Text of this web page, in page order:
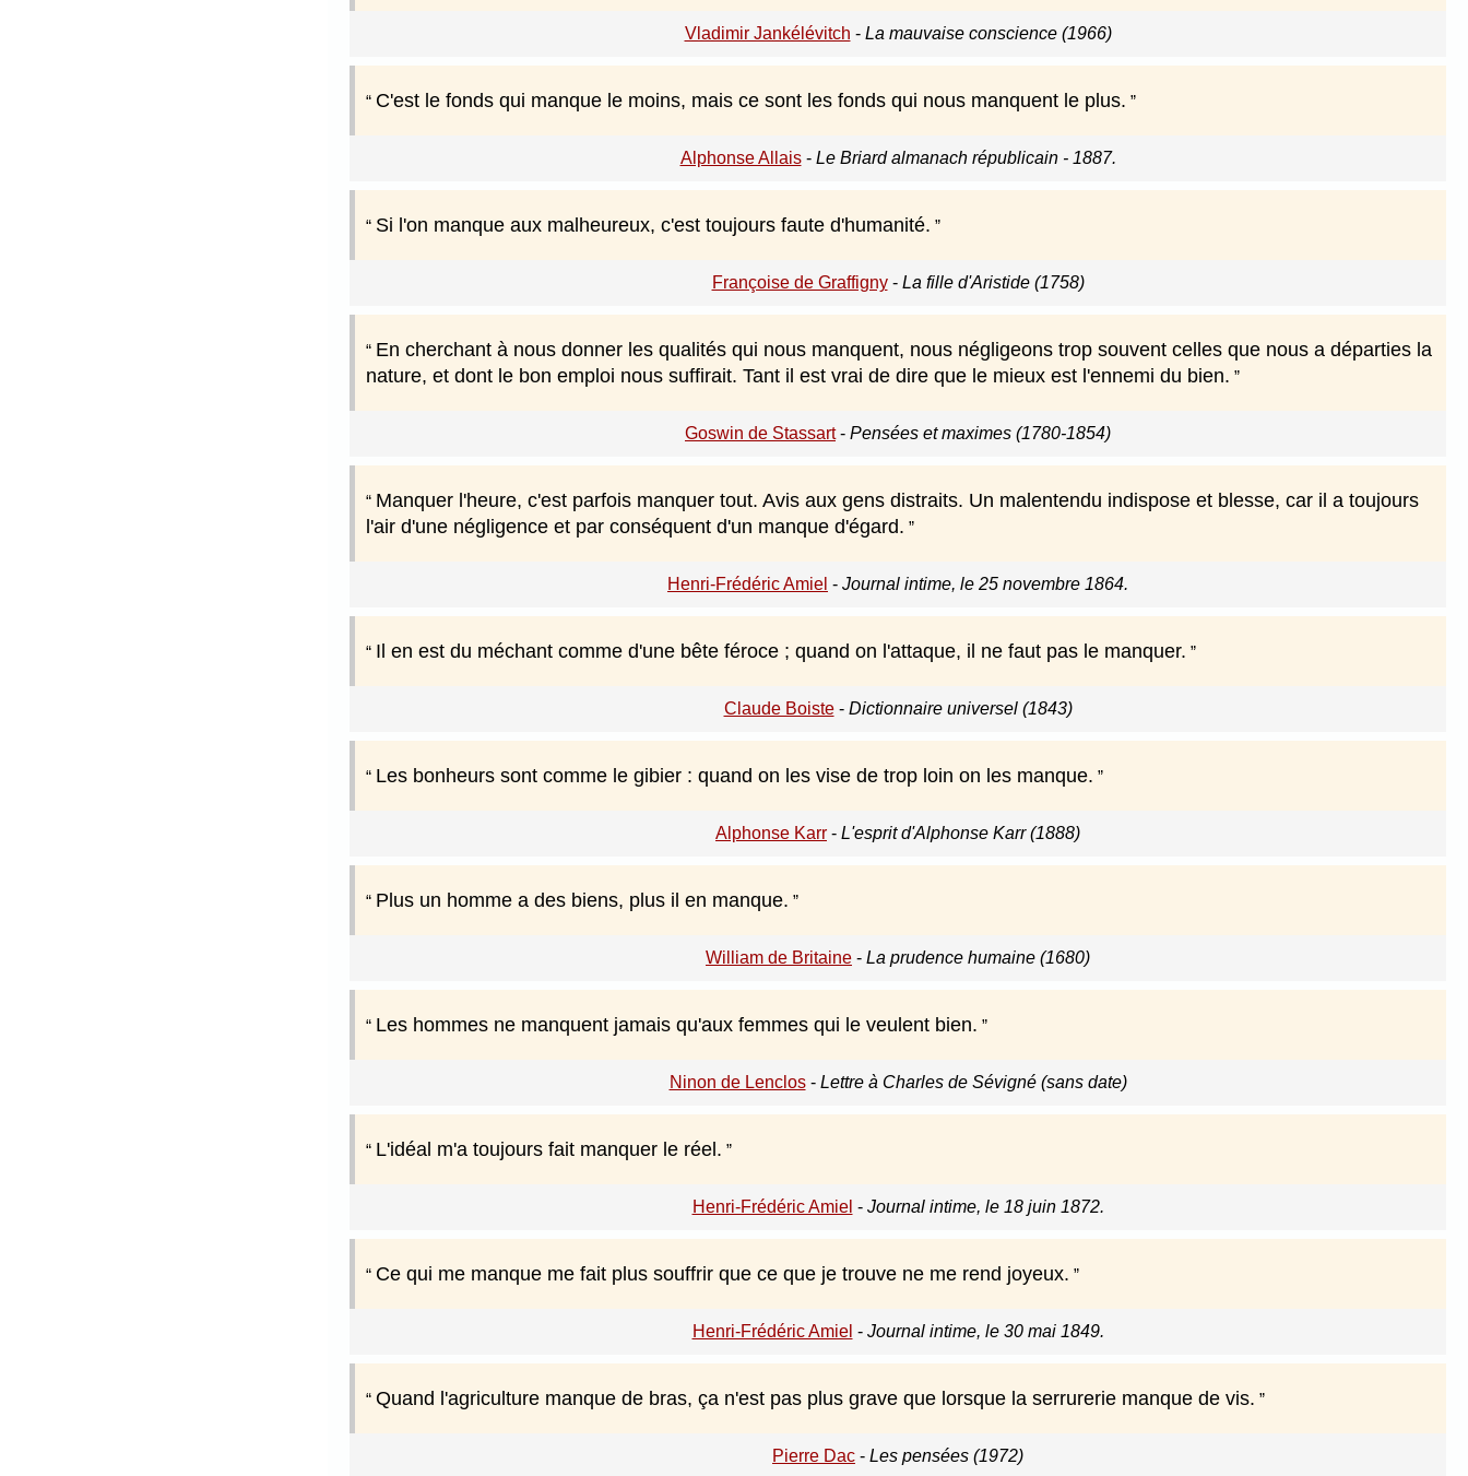
Vladimir Jankélévitch - La mauvaise conscience (1966)
C'est le fonds qui manque le moins, mais ce sont les fonds qui nous manquent le plus.
Alphonse Allais- Le Briard almanach républicain - 1887.
Si l'on manque aux malheureux, c'est toujours faute d'humanité.
Françoise de Graffigny- La fille d'Aristide (1758)
En cherchant à nous donner les qualités qui nous manquent, nous négligeons trop souvent celles que nous a départies la
nature, et dont le bon emploi nous suffirait. Tant il est vrai de dire que le mieux est l'ennemi du bien.
Goswin de Stassart- Pensées et maximes (1780-1854)
Manquer l'heure, c'est parfois manquer tout. Avis aux gens distraits. Un malentendu indispose et blesse, car il a toujours
l'air d'une négligence et par conséquent d'un manque d'égard.
Henri-Frédéric Amiel - Journal intime, le 25 novembre 1864.
Il en est du méchant comme d'une bête féroce ; quand on l'attaque, il ne faut pas le manquer.
Claude Boiste- Dictionnaire universel (1843)
Les bonheurs sont comme le gibier : quand on les vise de trop loin on les manque.
Alphonse Karr - L'esprit d'Alphonse Karr (1888)
Plus un homme a des biens, plus il en manque.
William de Britaine - La prudence humaine (1680)
Les hommes ne manquent jamais qu'aux femmes qui le veulent bien.
Ninon de Lenclos- Lettre à Charles de Sévigné (sans date)
L'idéal m'a toujours fait manquer le réel.
Henri-Frédéric Amiel - Journal intime, le 18 juin 1872.
Ce qui me manque me fait plus souffrir que ce que je trouve ne me rend joyeux.
Henri-Frédéric Amiel - Journal intime, le 30 mai 1849.
Quand l'agriculture manque de bras, ça n'est pas plus grave que lorsque la serrurerie manque de vis.
Pierre Dac - Les pensées (1972)